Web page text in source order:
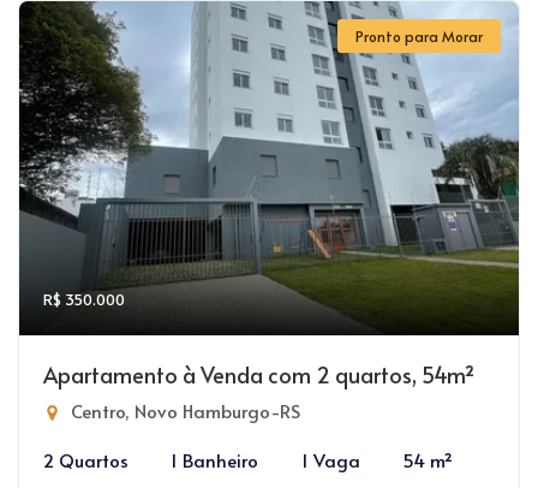
Pronto para Morar
R$ 350.000
Apartamento à Venda com 2 quartos, 54m²
Centro, Novo Hamburgo-RS
2 Quartos
1 Banheiro 1 Vaga 54 m²